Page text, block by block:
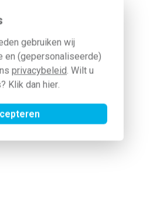
gebruiken wij
en (gepersonaliseerde)
privacybeleid. Wilt u
Klik dan hier.